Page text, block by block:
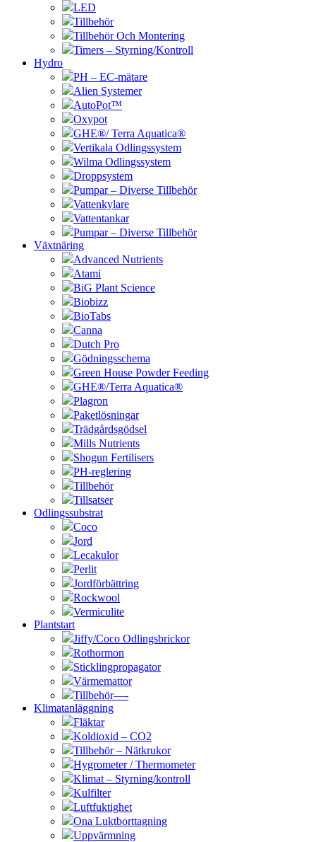
LED
Tillbehör
Tillbehör Och Montering
Timers – Styrning/Kontroll
Hydro
PH – EC-mätare
Alien Systemer
AutoPot™
Oxypot
GHE®/ Terra Aquatica®
Vertikala Odlingssystem
Wilma Odlingssystem
Droppsystem
Pumpar – Diverse Tillbehör
Vattenkylare
Vattentankar
Pumpar – Diverse Tillbehör
Växtnäring
Advanced Nutrients
Atami
BiG Plant Science
Biobizz
BioTabs
Canna
Dutch Pro
Gödningsschema
Green House Powder Feeding
GHE®/Terra Aquatica®
Plagron
Paketlösningar
Trädgårdsgödsel
Mills Nutrients
Shogun Fertilisers
PH-reglering
Tillbehör
Tillsatser
Odlingssubstrat
Coco
Jord
Lecakulor
Perlit
Jordförbättring
Rockwool
Vermiculite
Plantstart
Jiffy/Coco Odlingsbrickor
Rothormon
Sticklingpropagator
Värmemattor
Tillbehör—-
Klimatanläggning
Fläktar
Koldioxid – CO2
Tillbehör – Nätkrukor
Hygrometer / Thermometer
Klimat – Styrning/kontroll
Kulfilter
Luftfuktighet
Ona Luktborttagning
Uppvärmning